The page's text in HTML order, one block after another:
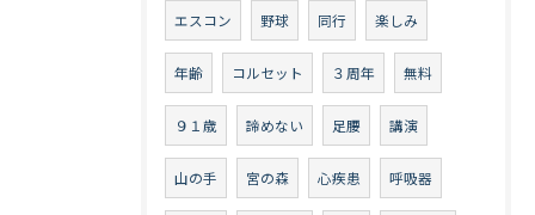
エスコン 野球 同行 楽しみ
年齢 コルセット ３周年 無料
９１歳 諦めない 足腰 講演
山の手 宮の森 心疾患 呼吸器